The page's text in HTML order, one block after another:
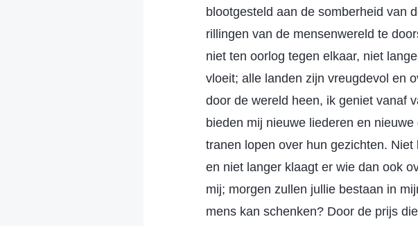
blootgesteld aan de somberheid van
rillingen van de mensenwereld te
niet ten oorlog tegen elkaar, niet
vloeit; alle landen zijn vreugdevol en
door de wereld heen, ik geniet vanaf
bieden mij nieuwe liederen en
tranen lopen over hun gezichten.
en niet langer klaagt er wie dan ook
mij; morgen zullen jullie bestaan in
mens kan schenken? Door de prijs